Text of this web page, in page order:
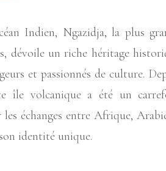
Indien, Ngazidja, la plus
dévoile un riche héritage
et passionnés de culture.
île volcanique a été un
échanges entre Afrique,
identité unique.